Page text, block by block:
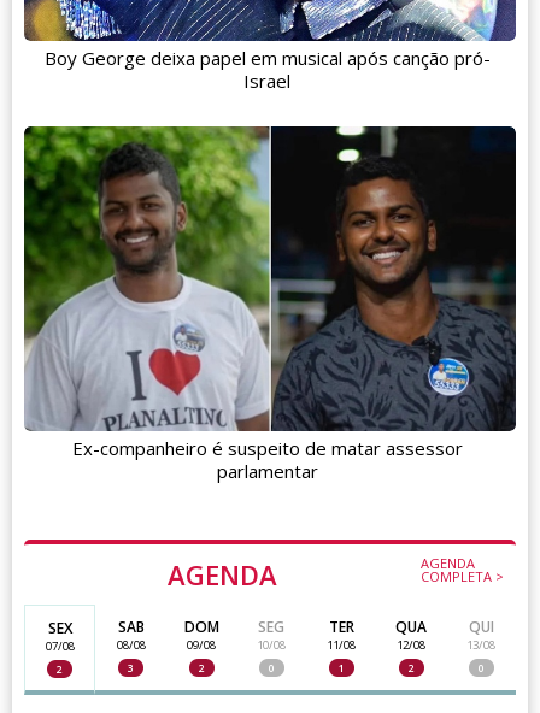
AGENDA AGENDA
COMPLETA >
SEX
07/08
2
SAB
08/08
3
DOM
09/08
2
SEG
10/08
0
TER
11/08
1
QUA
12/08
2
QUI
13/08
0
Boy George deixa papel em musical após canção pró-
Israel
Ex-companheiro é suspeito de matar assessor
parlamentar